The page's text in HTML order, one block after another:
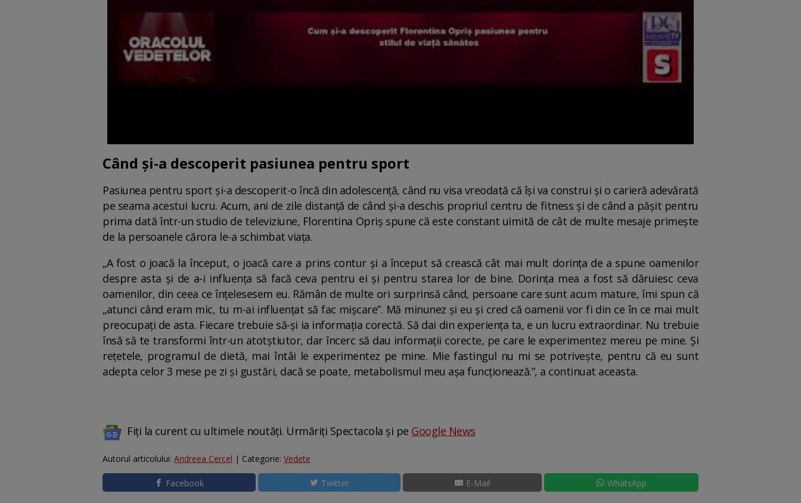
Când și-a descoperit pasiunea pentru sport
Pasiunea pentru sport și-a descoperit-o încă din adolescență, când nu visa vreodată că își va construi și o carieră adevărată
pe seama acestui lucru. Acum, ani de zile distanță de când și-a deschis propriul centru de fitness și de când a pășit pentru
prima dată într-un studio de televiziune, Florentina Opriș spune că este constant uimită de cât de multe mesaje primește
de la persoanele cărora le-a schimbat viața.
„A fost o joacă la început, o joacă care a prins contur și a început să crească cât mai mult dorința de a spune oamenilor
despre asta și de a-i influența să facă ceva pentru ei și pentru starea lor de bine. Dorința mea a fost să dăruiesc ceva
oamenilor, din ceea ce înțelesesem eu. Rămân de multe ori surprinsă când, persoane care sunt acum mature, îmi spun că
„atunci când eram mic, tu m-ai influențat să fac mișcare”. Mă minunez și eu și cred că oamenii vor fi din ce în ce mai mult
preocupați de asta. Fiecare trebuie să-și ia informația corectă. Să dai din experiența ta, e un lucru extraordinar. Nu trebuie
însă să te transformi într-un atotștiutor, dar încerc să dau informații corecte, pe care le experimentez mereu pe mine. Și
rețetele, programul de dietă, mai întâi le experimentez pe mine. Mie fastingul nu mi se potrivește, pentru că eu sunt
adepta celor 3 mese pe zi și gustări, dacă se poate, metabolismul meu așa funcționează.”, a continuat aceasta.
Fiți la curent cu ultimele noutăți. Urmăriți Spectacola și pe Google News
Autorul articolului: Andreea Cercel | Categorie: Vedete
Facebook Twitter E-Mail WhatsApp